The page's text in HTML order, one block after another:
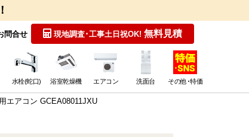
問合せ 現地調査･工事土日祝OK! 無料見積
水栓(蛇口) 浴室乾燥機 エアコン 洗面台 その他･特価
エアコン GCEA08011JXU